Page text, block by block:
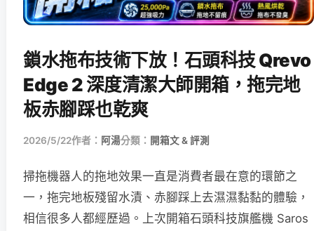
鎖水拖布技術下放！石頭科技 Qrevo
Edge 2 深度清潔大師開箱，拖完地
板赤腳踩也乾爽
2026/5/22作者： 阿湯分類： 開箱文 & 評測
掃拖機器人的拖地效果一直是消費者最在意的環節之
一，拖完地板殘留水漬、赤腳踩上去濕濕黏黏的體驗，
相信很多人都經歷過。上次開箱石頭科技旗艦機 Saros